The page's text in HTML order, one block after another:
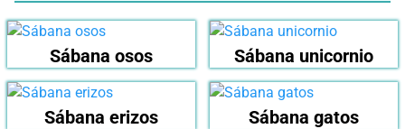
Sábana osos Sábana unicornio
Sábana erizos Sábana gatos